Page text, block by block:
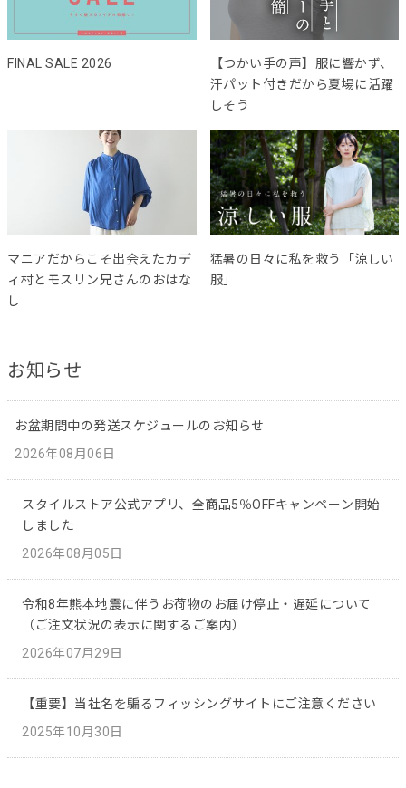
FINAL SALE 2026
【つかい手の声】服に響かず、
汗パット付きだから夏場に活躍
しそう
マニアだからこそ出会えたカデ
ィ村とモスリン兄さんのおはな
し
猛暑の日々に私を救う「涼しい
服」
お知らせ
お盆期間中の発送スケジュールのお知らせ
2026年08月06日
スタイルストア公式アプリ、全商品5％OFFキャンペーン開始
しました
2026年08月05日
令和8年熊本地震に伴うお荷物のお届け停止・遅延について
（ご注文状況の表示に関するご案内）
2026年07月29日
【重要】当社名を騙るフィッシングサイトにご注意ください
2025年10月30日